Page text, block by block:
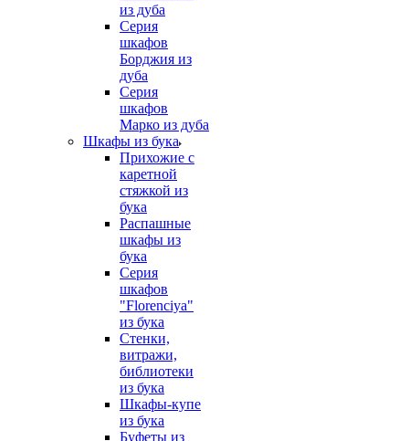
из дуба
Серия
шкафов
Борджия из
дуба
Серия
шкафов
Марко из дуба
Шкафы из бука
Прихожие с
каретной
стяжкой из
бука
Распашные
шкафы из
бука
Серия
шкафов
"Florenciya"
из бука
Стенки,
витражи,
библиотеки
из бука
Шкафы-купе
из бука
Буфеты из